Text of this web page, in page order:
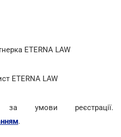
ETERNA LAW
ETERNA LAW
за умови реєстрації.
.